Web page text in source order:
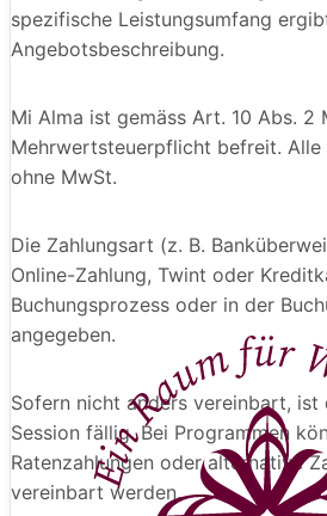
spezifische Leistungsumfang
Angebotsbeschreibung.
Mi Alma ist gemäss Art. 10 Abs. 2
Mehrwertsteuerpflicht befreit. Alle
ohne MwSt.
Die Zahlungsart (z. B.
Online-Zahlung, Twint oder
Buchungsprozess oder in der
angegeben.
Sofern nicht anders vereinbart, ist
Session fällig. Bei Programmen
Ratenzahlungen oder alternative
vereinbart werden.